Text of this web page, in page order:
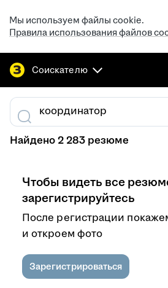
Мы используем файлы cookie.
Правила использования файлов
Соискателю
Найдено 2 283 резюме
Чтобы видеть все
зарегистрируйтесь
После регистрации
и откроем фото
Зарегистрироваться